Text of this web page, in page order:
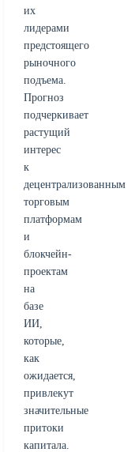
их
лидерами
предстоящего
рыночного
подъема.
Прогноз
подчеркивает
растущий
интерес
к
децентрализованным
торговым
платформам
и
блокчейн-
проектам
на
базе
ИИ,
которые,
как
ожидается,
привлекут
значительные
притоки
капитала.